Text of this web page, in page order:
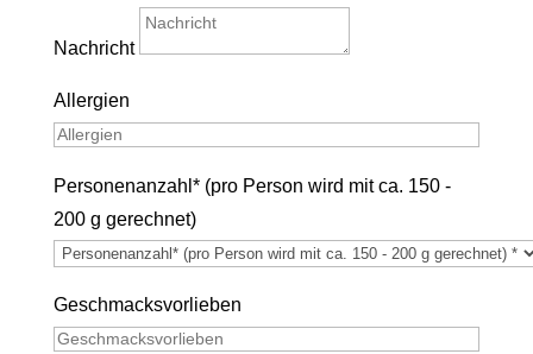
Nachricht
Allergien
Personenanzahl* (pro Person wird mit ca. 150 -
200 g gerechnet)
Geschmacksvorlieben